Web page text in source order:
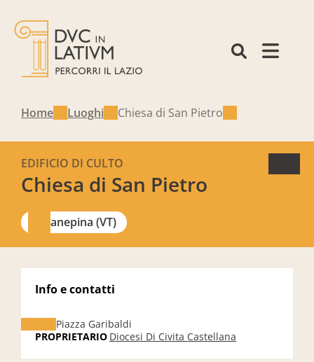
Home Luoghi Chiesa di San Pietro
Chiesa di San Pietro
EDIFICIO DI CULTO
Canepina (VT)
Info e contatti
Piazza Garibaldi
PROPRIETARIO Diocesi Di Civita Castellana